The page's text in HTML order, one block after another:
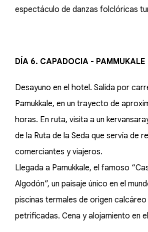
espectáculo de danzas folclóricas
DÍA 6. CAPADOCIA - PAMMUKALE
Desayuno en el hotel. Salida por
Pamukkale, en un trayecto de
horas. En ruta, visita a un
de la Ruta de la Seda que servía de
comerciantes y viajeros.
Llegada a Pamukkale, el famoso
Algodón”, un paisaje único en el
piscinas termales de origen
petrificadas. Cena y alojamiento en